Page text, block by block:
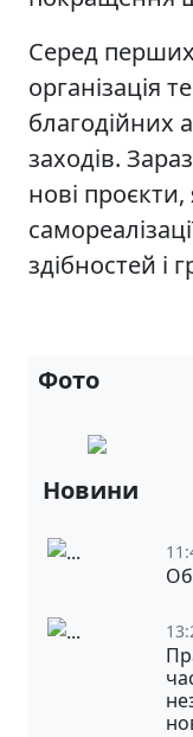
Серед перших
організація
благодійних
заходів.
нові
здібностей і
Фото
Новини